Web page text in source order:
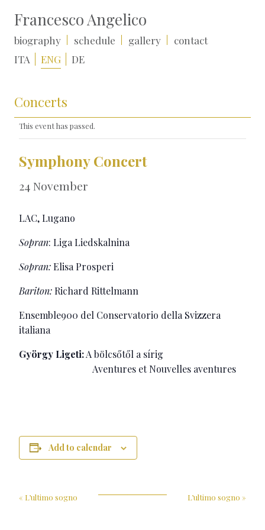
Francesco Angelico
biography schedule gallery
contact
ITA
ENG DE
Concerts
This event has passed.
Symphony Concert
24 November
LAC, Lugano
Sopran: Liga Liedskalnina
Sopran:Elisa Prosperi
Bariton:Richard Rittelmann
Ensemble900 del Conservatorio della Svizzera
italiana
György Ligeti:A bölcsőtől a sírig
Aventures et Nouvelles aventures
Add to calendar
« L’ultimo sogno L’ultimo sogno»